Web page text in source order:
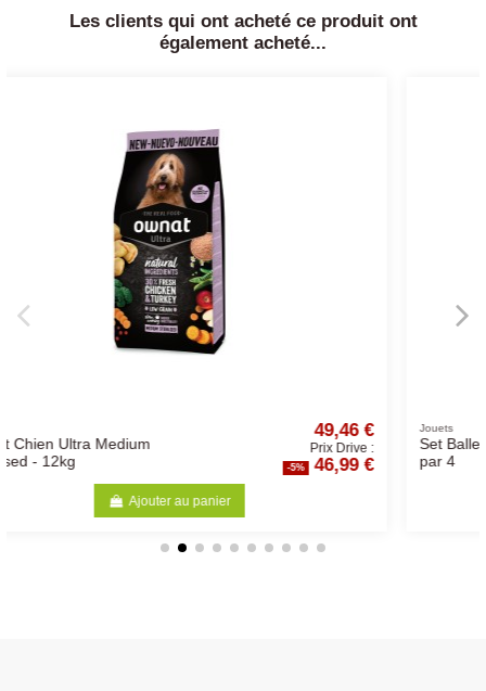
Les clients qui ont acheté ce produit ont
également acheté...
Prix Drive :
-5% 46,99 €
Set Balle Plastique Ø4cm